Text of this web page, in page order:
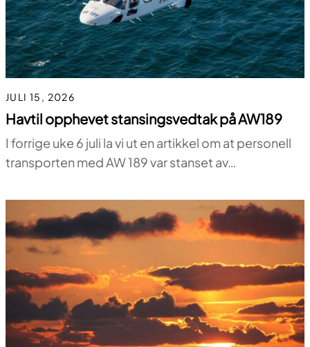
JULI 15, 2026
Havtil opphevet stansingsvedtak på AW189
I forrige uke 6 juli la vi ut en artikkel om at personell
transporten med AW 189 var stanset av…